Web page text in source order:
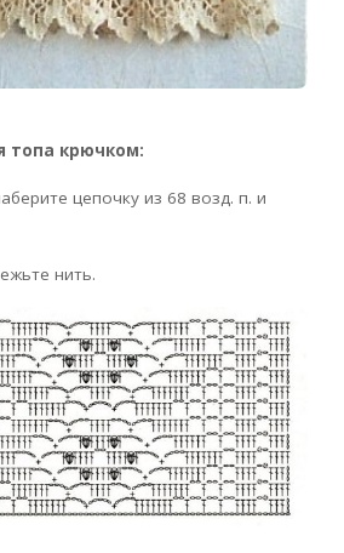
топа крючком:
цепочку из 68 возд. п. и
нить.